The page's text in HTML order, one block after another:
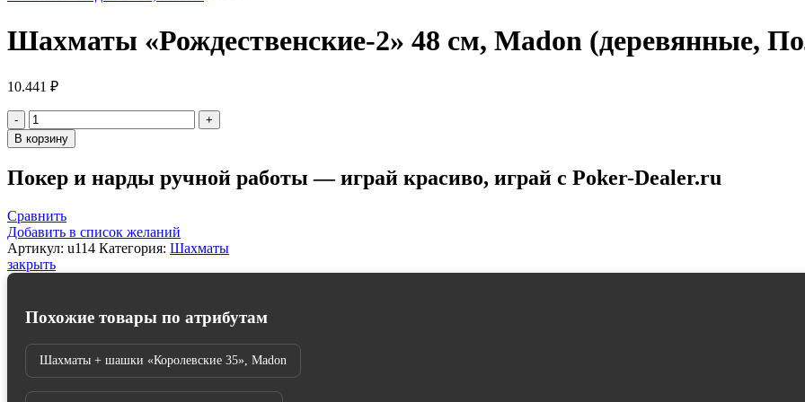
Шахматы «Рождественские-2» 48 см, Madon (деревянные,
10.441 ₽
Количество
товара
Шахматы
48
Madon
(деревянные,
Польша)
В корзину
Покер и нарды ручной работы — играй красиво, играй с Poker-Dealer.ru
Сравнить
Добавить в список желаний
Артикул: u114 Категория: Шахматы
закрыть
Похожие товары по атрибутам
Шахматы + шашки «Королевские 35», Madon